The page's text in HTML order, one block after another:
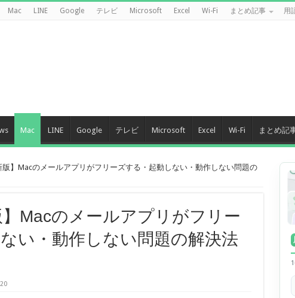
Mac LINE Google テレビ Microsoft Excel Wi-Fi まとめ記事 用
Mac LINE Google テレビ Microsoft Excel Wi-Fi まとめ記
版】Macのメールアプリがフリーズする・起動しない・動作しない問題の
】Macのメールアプリがフリー
い・動作しない問題の解決法
20